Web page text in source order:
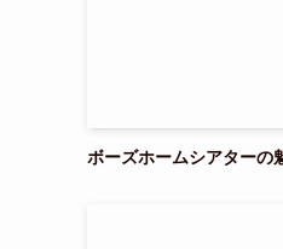
ボーズホームシアターの